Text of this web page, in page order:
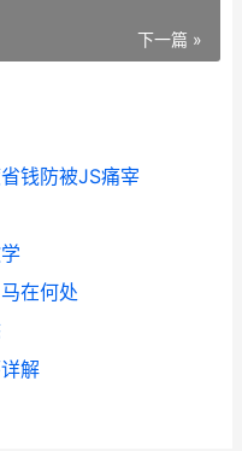
下一篇 »
钱防被JS痛宰
在何处
解